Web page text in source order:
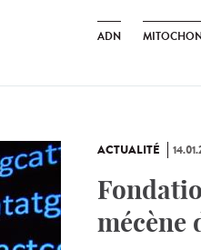
ADN
ACTUALITÉ
mécène